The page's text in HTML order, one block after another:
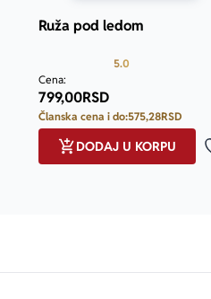
Ruža pod ledom
5.0
Cena:
799,00RSD
Članska cena i do:575,28RSD
DODAJ U KORPU